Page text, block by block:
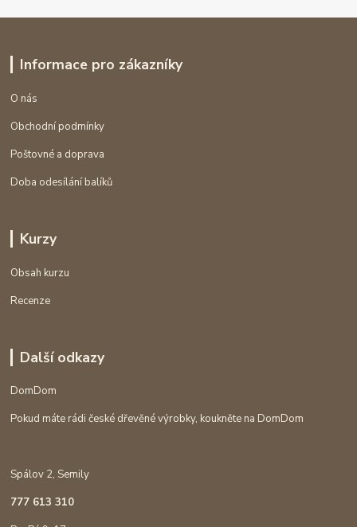
Informace pro zákazníky
O nás
Obchodní podmínky
Poštovné a doprava
Doba odesílání balíků
Kurzy
Obsah kurzu
Recenze
Další odkazy
DomDom
Pokud máte rádi české dřevěné výrobky, koukněte na DomDom
Spálov 2, Semily
777 613 310